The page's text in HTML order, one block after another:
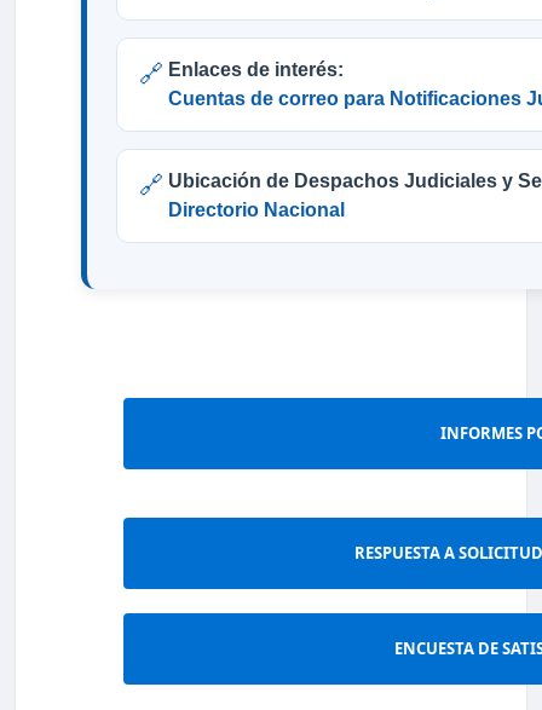
🔗 Enlaces de interés:
Cuentas de correo para Notificaciones
🔗 Ubicación de Despachos Judiciales y
Directorio Nacional
INFORMES
RESPUESTA A
ENCUESTA DE